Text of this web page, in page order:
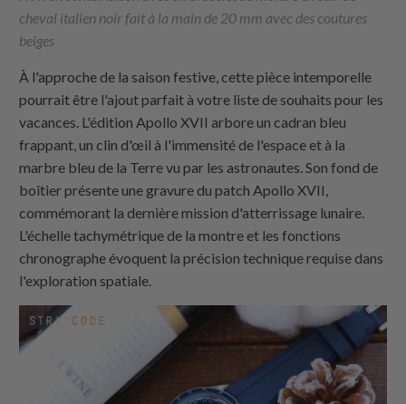
cheval italien noir fait à la main de 20 mm avec des coutures
beiges
À l'approche de la saison festive, cette pièce intemporelle
pourrait être l'ajout parfait à votre liste de souhaits pour les
vacances. L'édition Apollo XVII arbore un cadran bleu
frappant, un clin d'œil à l'immensité de l'espace et à la
marbre bleu de la Terre vu par les astronautes. Son fond de
boîtier présente une gravure du patch Apollo XVII,
commémorant la dernière mission d'atterrissage lunaire.
L'échelle tachymétrique de la montre et les fonctions
chronographe évoquent la précision technique requise dans
l'exploration spatiale.